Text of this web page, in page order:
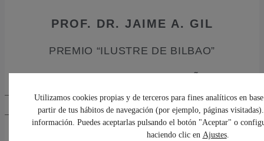
PROF. DR. JAIME A. GIL
PREMIO “ILUSTRE DE BILBAO”
©2026 Clínica Dental Albia. Tu clínica dental en Bilbao.
Utilizamos cookies propias y de terceros para fines analíticos en
partir de tus hábitos de navegación (por ejemplo, páginas
información. Puedes aceptarlas pulsando el botón "Aceptar" o
haciendo clic en Ajustes.